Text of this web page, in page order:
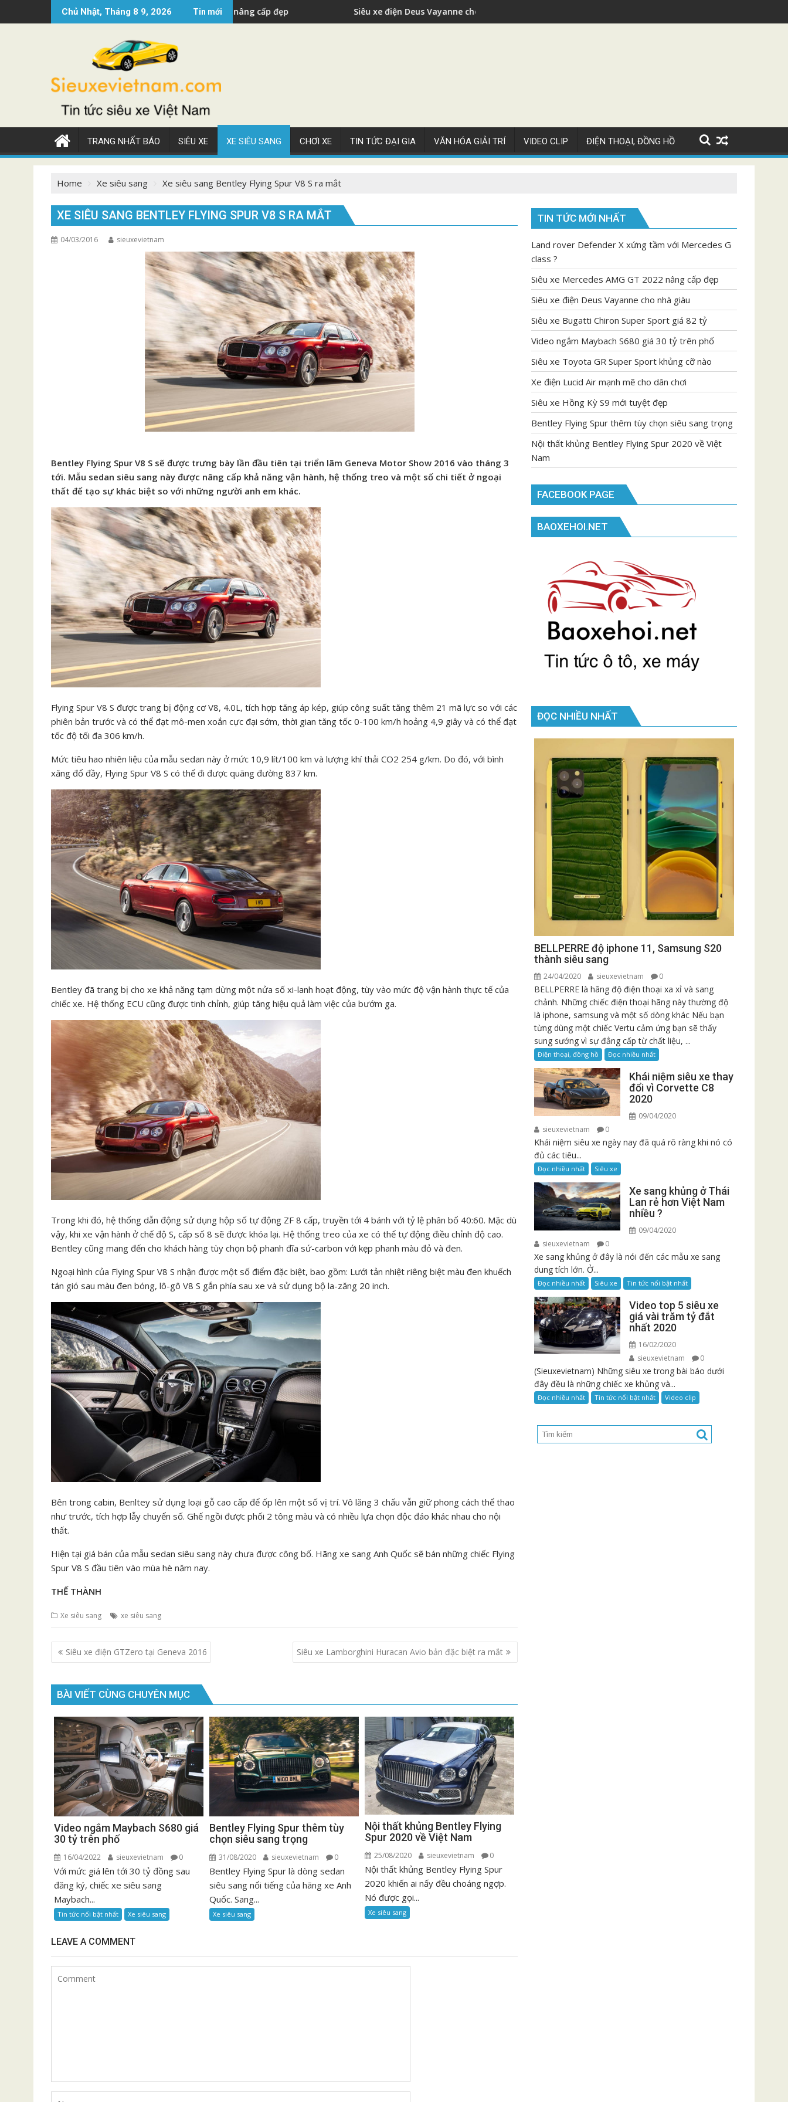
to
Chủ Nhật, Tháng 8 9, 2026 Tin mới
Siêu xe Mercedes AMG GT 2022 nâng cấp đẹp Siêu xe điện Deus Vayanne cho nhà giàu
TRANG NHẤT BÁO SIÊU XE XE SIÊU SANG CHƠI XE TIN TỨC ĐẠI GIA VĂN HÓA GIẢI TRÍ VIDEO CLIP ĐIỆN THOẠI, ĐỒNG HỒ
Home Xe siêu sang Xe siêu sang Bentley Flying Spur V8 S ra mắt
XE SIÊU SANG BENTLEY FLYING SPUR V8 S RA MẮT
04/03/2016 sieuxevietnam
Bentley Flying Spur V8 S sẽ được trưng bày lần đầu tiên tại triển lãm Geneva Motor Show 2016 vào tháng 3
tới. Mẫu sedan siêu sang này được nâng cấp khả năng vận hành, hệ thống treo và một số chi tiết ở ngoại
thất để tạo sự khác biệt so với những người anh em khác.
Flying Spur V8 S được trang bị động cơ V8, 4.0L, tích hợp tăng áp kép, giúp công suất tăng thêm 21 mã lực so với các
phiên bản trước và có thể đạt mô-men xoắn cực đại sớm, thời gian tăng tốc 0-100 km/h hoảng 4,9 giây và có thể đạt
tốc độ tối đa 306 km/h.
Mức tiêu hao nhiên liệu của mẫu sedan này ở mức 10,9 lít/100 km và lượng khí thải CO2 254 g/km. Do đó, với bình
xăng đổ đầy, Flying Spur V8 S có thể đi được quãng đường 837 km.
Bentley đã trang bị cho xe khả năng tạm dừng một nửa số xi-lanh hoạt động, tùy vào mức độ vận hành thực tế của
chiếc xe. Hệ thống ECU cũng được tinh chỉnh, giúp tăng hiệu quả làm việc của bướm ga.
Trong khi đó, hệ thống dẫn động sử dụng hộp số tự động ZF 8 cấp, truyền tới 4 bánh với tỷ lệ phân bổ 40:60. Mặc dù
vậy, khi xe vận hành ở chế độ S, cấp số 8 sẽ được khóa lại. Hệ thống treo của xe có thể tự động điều chỉnh độ cao.
Bentley cũng mang đến cho khách hàng tùy chọn bộ phanh đĩa sứ-carbon với kẹp phanh màu đỏ và đen.
Ngoại hình của Flying Spur V8 S nhận được một số điểm đặc biệt, bao gồm: Lưới tản nhiệt riêng biệt màu đen khuếch
tán gió sau màu đen bóng, lô-gô V8 S gắn phía sau xe và sử dụng bộ la-zăng 20 inch.
Bên trong cabin, Benltey sử dụng loại gỗ cao cấp để ốp lên một số vị trí. Vô lăng 3 chấu vẫn giữ phong cách thể thao
như trước, tích hợp lẫy chuyển số. Ghế ngồi được phối 2 tông màu và có nhiều lựa chọn độc đáo khác nhau cho nội
thất.
Hiện tại giá bán của mẫu sedan siêu sang này chưa được công bố. Hãng xe sang Anh Quốc sẽ bán những chiếc Flying
Spur V8 S đầu tiên vào mùa hè năm nay.
THẾ THÀNH
Xe siêu sang xe siêu sang
Điều
hướng
viết
Siêu xe điện GTZero tại Geneva 2016 Siêu xe Lamborghini Huracan Avio bản đặc biệt ra mắt
BÀI VIẾT CÙNG CHUYÊN MỤC
Video ngắm Maybach S680 giá
30 tỷ trên phố
16/04/2022 sieuxevietnam 0
Với mức giá lên tới 30 tỷ đồng sau
đăng ký, chiếc xe siêu sang
Maybach...
Tin tức nổi bật nhất Xe siêu sang
Bentley Flying Spur thêm tùy
chọn siêu sang trọng
31/08/2020 sieuxevietnam 0
Bentley Flying Spur là dòng sedan
siêu sang nổi tiếng của hãng xe Anh
Quốc. Sang...
Xe siêu sang
Nội thất khủng Bentley Flying
Spur 2020 về Việt Nam
25/08/2020 sieuxevietnam 0
Nội thất khủng Bentley Flying Spur
2020 khiến ai nấy đều choáng ngợp.
Nó được gọi...
Xe siêu sang
LEAVE A COMMENT
TIN TỨC MỚI NHẤT
Land rover Defender X xứng tầm với Mercedes G
class ?
Siêu xe Mercedes AMG GT 2022 nâng cấp đẹp
Siêu xe điện Deus Vayanne cho nhà giàu
Siêu xe Bugatti Chiron Super Sport giá 82 tỷ
Video ngắm Maybach S680 giá 30 tỷ trên phố
Siêu xe Toyota GR Super Sport khủng cỡ nào
Xe điện Lucid Air mạnh mẽ cho dân chơi
Siêu xe Hồng Kỳ S9 mới tuyệt đẹp
Bentley Flying Spur thêm tùy chọn siêu sang trọng
Nội thất khủng Bentley Flying Spur 2020 về Việt
Nam
FACEBOOK PAGE
BAOXEHOI.NET
ĐỌC NHIỀU NHẤT
BELLPERRE độ iphone 11, Samsung S20
thành siêu sang
24/04/2020 sieuxevietnam 0
BELLPERRE là hãng độ điện thoại xa xỉ và sang
chảnh. Những chiếc điện thoại hãng này thường độ
là iphone, samsung và một số dòng khác Nếu bạn
từng dùng một chiếc Vertu cảm ứng bạn sẽ thấy
sung sướng vì sự đẳng cấp từ chất liệu, ...
Điện thoại, đồng hồ Đọc nhiều nhất
Khái niệm siêu xe thay
đổi vì Corvette C8
2020
09/04/2020
sieuxevietnam
0
Khái niệm siêu xe ngày nay đã quá rõ ràng khi nó có
đủ các tiêu...
Đọc nhiều nhất Siêu xe
Xe sang khủng ở Thái
Lan rẻ hơn Việt Nam
nhiều ?
09/04/2020
sieuxevietnam
0
Xe sang khủng ở đây là nói đến các mẫu xe sang
dung tích lớn. Ở...
Đọc nhiều nhất Siêu xe Tin tức nổi bật nhất
Video top 5 siêu xe
giá vài trăm tỷ đắt
nhất 2020
16/02/2020
sieuxevietnam
0
(Sieuxevietnam) Những siêu xe trong bài báo dưới
đây đều là những chiếc xe khủng và...
Đọc nhiều nhất Tin tức nổi bật nhất Video clip